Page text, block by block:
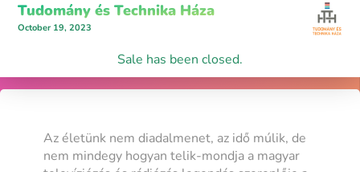
Tudomány és Technika Háza
October 19, 2023
Sale has been closed.
Az életünk nem diadalmenet, az idő múlik, de
nem mindegy hogyan telik-mondja a magyar